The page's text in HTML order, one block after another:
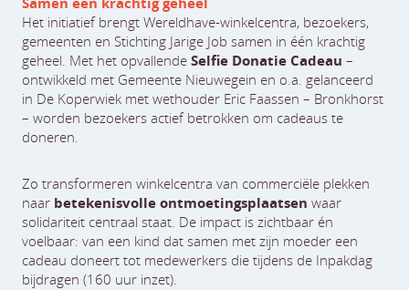
Het initiatief brengt Wereldhave-winkelcentra, bezoekers,
gemeenten en Stichting Jarige Job samen in één krachtig
geheel. Met het opvallende Selfie Donatie Cadeau –
ontwikkeld met Gemeente Nieuwegein en o.a. gelanceerd
in De Koperwiek met wethouder Eric Faassen – Bronkhorst
– worden bezoekers actief betrokken om cadeaus te
doneren.
Zo transformeren winkelcentra van commerciële plekken
naar betekenisvolle ontmoetingsplaatsen waar
solidariteit centraal staat. De impact is zichtbaar én
voelbaar: van een kind dat samen met zijn moeder een
cadeau doneert tot medewerkers die tijdens de Inpakdag
bijdragen (160 uur inzet).